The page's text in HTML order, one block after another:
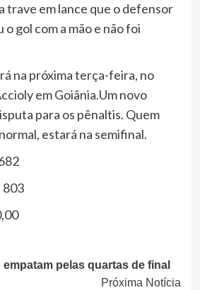
trave em lance que o defensor
gol com a mão e não foi
na próxima terça-feira, no
em Goiânia.Um novo
para os pênaltis. Quem
estará na semifinal.
803
pelas quartas de final
Próxima Notícia